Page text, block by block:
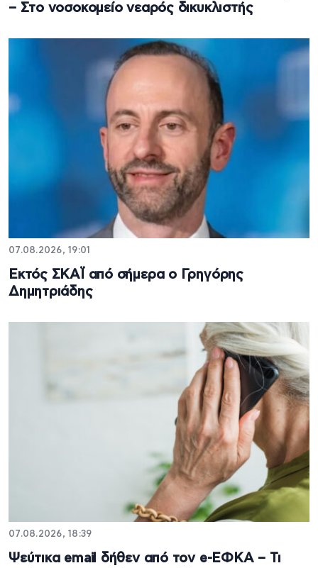
– Στο νοσοκομείο νεαρός δικυκλιστής
07.08.2026, 19:01
Εκτός ΣΚΑΪ από σήμερα ο Γρηγόρης
Δημητριάδης
07.08.2026, 18:39
Ψεύτικα email δήθεν από τον e-ΕΦΚΑ – Τι